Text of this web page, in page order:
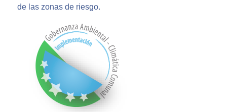
de las zonas de riesgo.